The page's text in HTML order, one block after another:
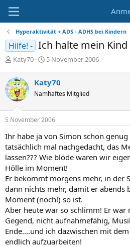
Hyperaktivität + ADS - ADHS bei Kindern
Hilfe! - Ich halte mein
E
s
t
e
l
l
e
Katy70
E
t
e
l
t
m
5 November 2006
Katy70
Namhaftes Mitglied
5 November 2006
Ihr habe ja von Simon schon
tatsächlich mal nachgedacht, das
lassen??? Wie blöde waren wir
Hölle im Moment!
Er bekommt morgens mehr, in der
dann nichts mehr, damit er abends
Moment (noch!) so ist.
Aber heute war so schlimm! Er
Gegend, nicht aufnahmefähig,
Ende....und ich dazwischen mit
endlich aufzuarbeiten!